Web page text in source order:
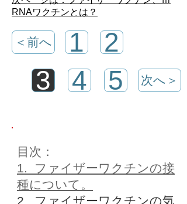
RNAワクチンとは？
＜前へ 1
2
3
4 5 次へ＞
目次：
1. ファイザーワクチンの接
種について。
2. ファイザーワクチンの気